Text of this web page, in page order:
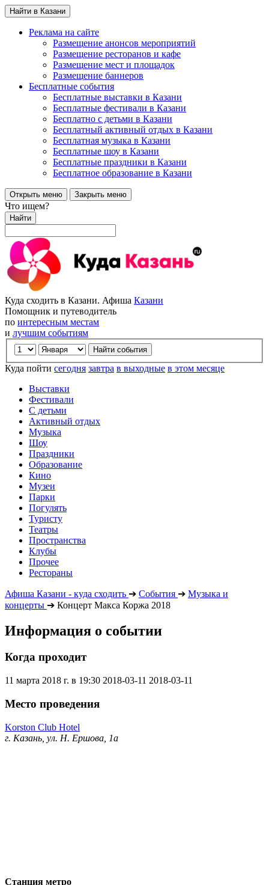
Найти в Казани
Реклама на сайте
Размещение анонсов мероприятий
Размещение ресторанов и кафе
Размещение мест и площадок
Размещение баннеров
Бесплатные события
Бесплатные выставки в Казани
Бесплатные фестивали в Казани
Бесплатно с детьми в Казани
Бесплатный активный отдых в Казани
Бесплатная музыка в Казани
Бесплатные шоу в Казани
Бесплатные праздники в Казани
Бесплатное образование в Казани
Открыть меню Закрыть меню
Что ищем?
Найти
Куда сходить в Казани. Афиша Казани
Помощник и путеводитель
по интересным местам
и лучшим событиям
Куда пойти сегодня завтра в выходные в этом месяце
Выставки
Фестивали
С детьми
Активный отдых
Музыка
Шоу
Праздники
Образование
Кино
Музеи
Парки
Погулять
Туристу
Театры
Пространства
Клубы
Прочее
Рестораны
Афиша Казани - куда сходить ➔ События ➔ Музыка и
концерты ➔ Концерт Макса Коржа 2018
Информация о событии
Когда проходит
11 марта 2018 г. в 19:30 2018-03-11 2018-03-11
Место проведения
Korston Club Hotel
г. Казань, ул. Н. Ершова, 1а
Станция метро